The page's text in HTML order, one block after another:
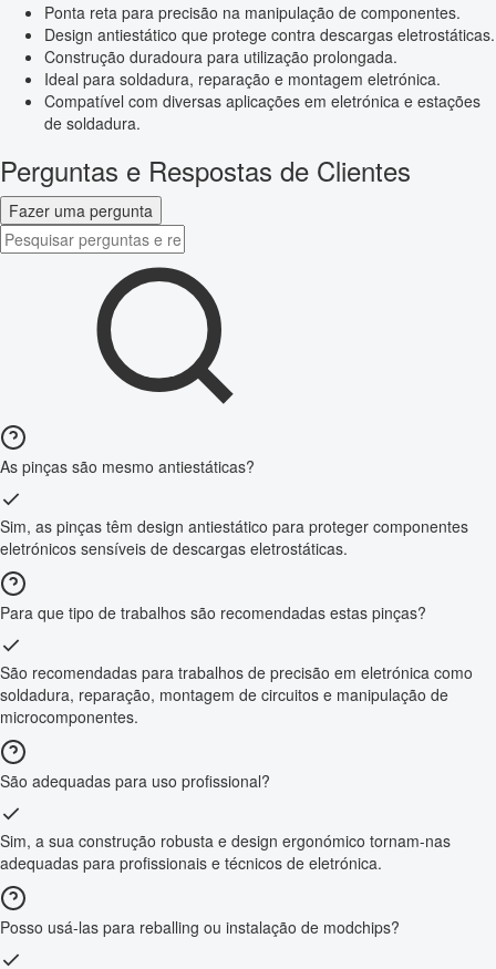
Ponta reta para precisão na manipulação de componentes.
Design antiestático que protege contra descargas eletrostáticas.
Construção duradoura para utilização prolongada.
Ideal para soldadura, reparação e montagem eletrónica.
Compatível com diversas aplicações em eletrónica e estações
de soldadura.
Perguntas e Respostas de Clientes
Fazer uma pergunta
As pinças são mesmo antiestáticas?
Sim, as pinças têm design antiestático para proteger componentes
eletrónicos sensíveis de descargas eletrostáticas.
Para que tipo de trabalhos são recomendadas estas pinças?
São recomendadas para trabalhos de precisão em eletrónica como
soldadura, reparação, montagem de circuitos e manipulação de
microcomponentes.
São adequadas para uso profissional?
Sim, a sua construção robusta e design ergonómico tornam-nas
adequadas para profissionais e técnicos de eletrónica.
Posso usá-las para reballing ou instalação de modchips?